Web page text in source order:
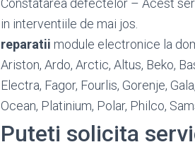
Constatarea defectelor – Acest
in interventiile de mai jos.
reparatii module electronice la
Ariston, Ardo, Arctic, Altus, Beko,
Electra, Fagor, Fourlis, Gorenje,
Ocean, Platinium, Polar, Philco,
Puteti solicita